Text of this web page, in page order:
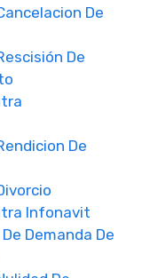
De
De
De
Infonavit
Demanda De